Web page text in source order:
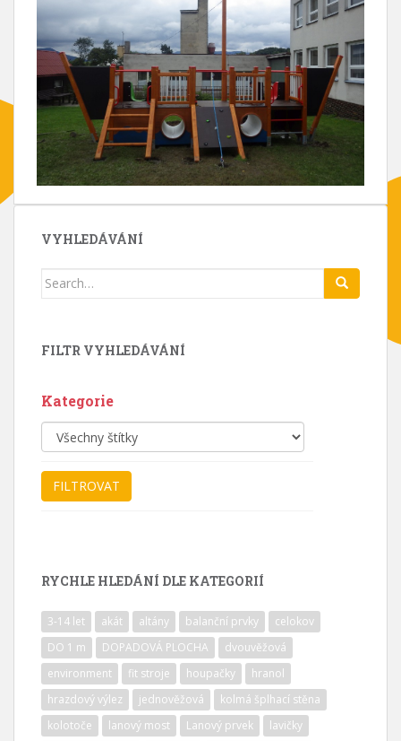
VYHLEDÁVÁNÍ
Search
FILTR VYHLEDÁVÁNÍ
Kategorie
RYCHLE HLEDÁNÍ DLE KATEGORIÍ
3-14 let akát altány balanční prvky
celokov
DO 1 m
DOPADOVÁ PLOCHA
dvouvěžová
environment
fit stroje houpačky
hranol
hrazdový výlez
jednověžová
kolmá šplhací stěna
kolotoče
lanový most Lanový prvek
lavičky